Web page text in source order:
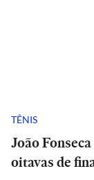
TÊNIS
João
oitavas de